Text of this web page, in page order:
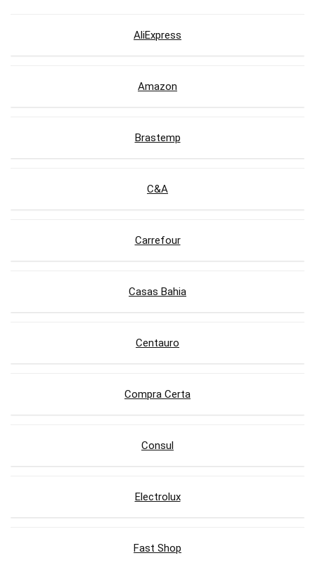
AliExpress
Amazon
Brastemp
C&A
Carrefour
Casas Bahia
Centauro
Compra Certa
Consul
Electrolux
Fast Shop